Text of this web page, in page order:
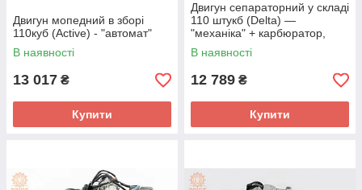
Двигун мопедний в зборі
110куб (Active) - "автомат"
В наявності
13 017 ₴
Купити
Двигун сепараторний у складі
110 штукб (Delta) —
"механіка" + карбюратор,
комутатор, котушка, реле:
поворотів,
В наявності
12 789 ₴
Купити